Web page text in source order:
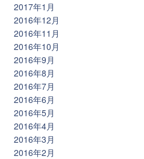
2017年1月
2016年12月
2016年11月
2016年10月
2016年9月
2016年8月
2016年7月
2016年6月
2016年5月
2016年4月
2016年3月
2016年2月